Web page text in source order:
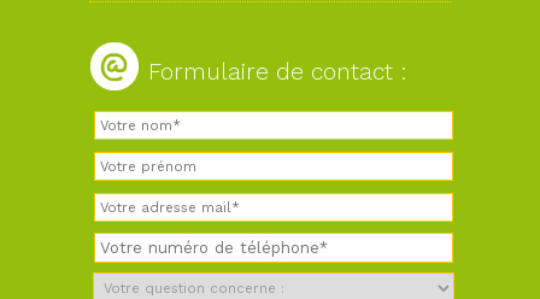
Formulaire de contact :